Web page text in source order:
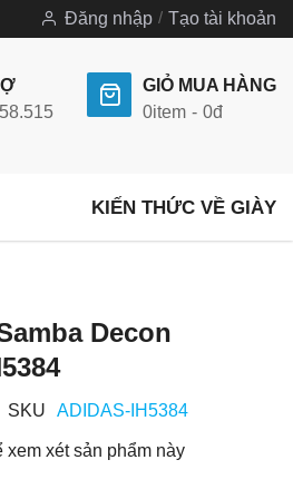
Đăng nhập Tạo tài khoản
GIỎ MUA HÀNG
0item 0đ
KIẾN THỨC VỀ GIÀY
Decon
SKU ADIDAS-IH5384
xét sản phẩm này